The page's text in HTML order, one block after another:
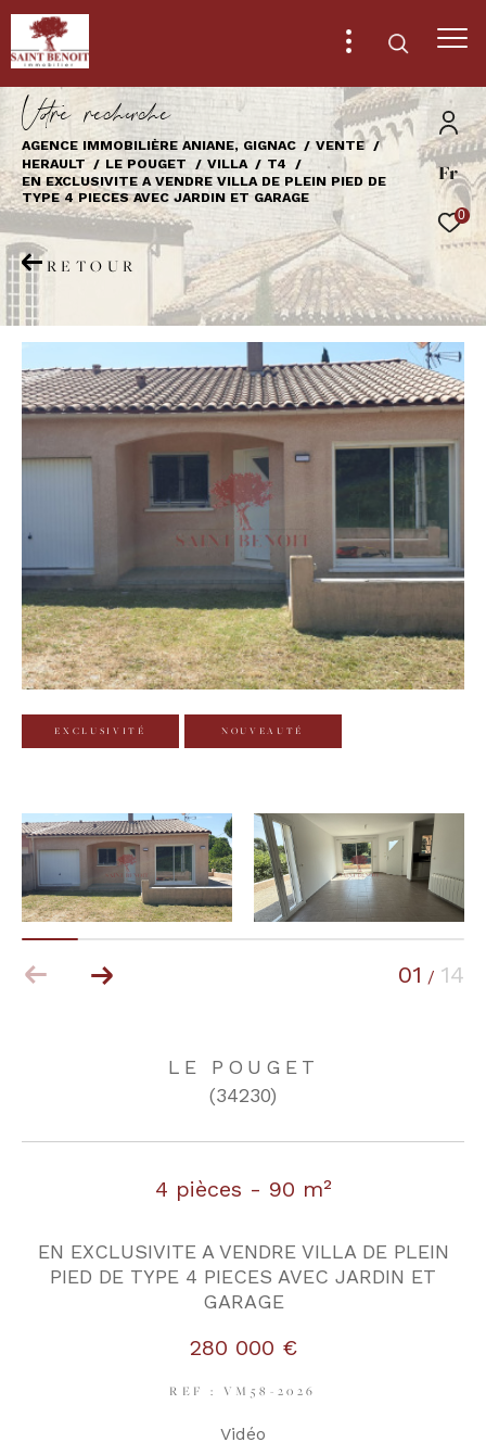
Fr
0
Vore recece
AGENCE IMMOBILIÈRE ANIANE, GIGNAC
VENTE
HERAULT
LE POUGET VILLA
T4
EN EXCLUSIVITE A VENDRE VILLA DE PLEIN PIED DE
TYPE 4 PIECES AVEC JARDIN ET GARAGE
RETOUR
EXCLUSIVITÉ NOUVEAUTÉ
01 / 14
LE POUGET
(34230)
4 pièces - 90 m²
EN EXCLUSIVITE A VENDRE VILLA DE PLEIN
PIED DE TYPE 4 PIECES AVEC JARDIN ET
GARAGE
280 000 €
REF : VM58-2026
Vidéo
Effectuer une recherche
et trouver le bien qui correspond à vos
critères
Vente
Type
de
bien
Type de bien
Surface
Surface
Pièces
Référence
AFFINER LES CRITÈRES
TERRASSE PARKING PISCINE
RECHERCHER